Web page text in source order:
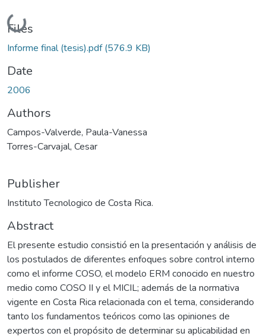
Loading...
Files
Informe final (tesis).pdf(576.9 KB)
Date
2006
Authors
Campos-Valverde, Paula-Vanessa
Torres-Carvajal, Cesar
Publisher
Instituto Tecnologico de Costa Rica.
Abstract
El presente estudio consistió en la presentación y análisis de
los postulados de diferentes enfoques sobre control interno
como el informe COSO, el modelo ERM conocido en nuestro
medio como COSO II y el MICIL; además de la normativa
vigente en Costa Rica relacionada con el tema, considerando
tanto los fundamentos teóricos como las opiniones de
expertos con el propósito de determinar su aplicabilidad en